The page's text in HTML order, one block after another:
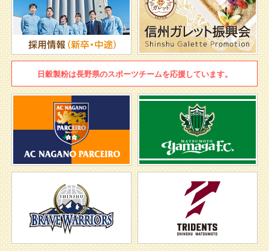
日穀製粉は長野県のスポーツチームを応援しています。